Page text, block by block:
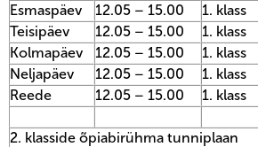
Esmaspäev
12.05 – 15.00 1. klass
Teisipäev
12.05 – 15.00 1. klass
Kolmapäev
12.05 – 15.00 1. klass
Neljapäev
12.05 – 15.00 1. klass
Reede
12.05 – 15.00 1. klass
2. klasside õpiabirühma tunniplaan